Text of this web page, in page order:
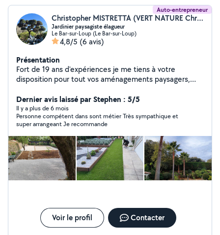
Auto-entrepreneur
Christopher MISTRETTA (VERT NATURE Christopher)
Jardinier paysagiste élagueur
Le Bar-sur-Loup (Le Bar-sur-Loup)
4,8/5 (6 avis)
Présentation
Fort de 19 ans d'expériences je me tiens à votre
disposition pour tout vos aménagements paysagers,
élagage, abattage, entretien.... Agrée au crédit d'impôt.
Nous pouvons convenir d'un rendez-vous et voir
ensemble vos envies (devis gratuit).
Dernier avis laissé par Stephen : 5/5
Il y a plus de 6 mois
Personne compétent dans sont métier Très sympathique et
super arrangeant Je recommande
Voir le profil Contacter